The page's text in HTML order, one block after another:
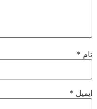
نام*
ایمیل*